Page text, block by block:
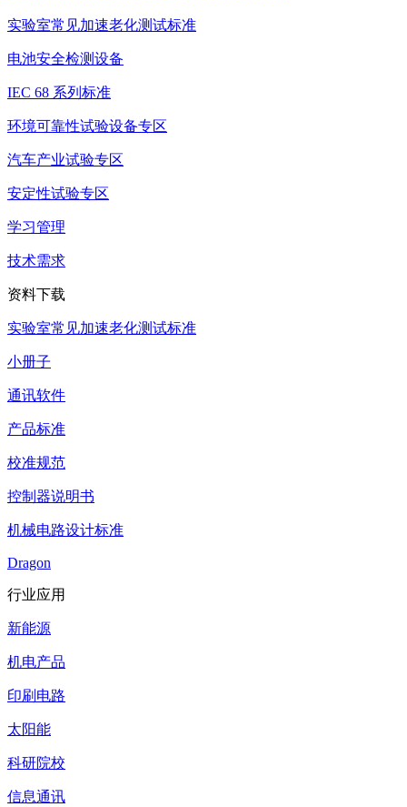
实验室常见加速老化测试标准
电池安全检测设备
IEC 68 系列标准
环境可靠性试验设备专区
汽车产业试验专区
安定性试验专区
学习管理
技术需求
资料下载
实验室常见加速老化测试标准
小册子
通讯软件
产品标准
校准规范
控制器说明书
机械电路设计标准
Dragon
行业应用
新能源
机电产品
印刷电路
太阳能
科研院校
信息通讯